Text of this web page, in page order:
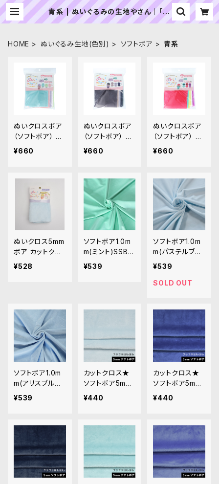
青系 | ぬいぐるみの生地やさん｜「ぬ
い」の布地・材料の通販専門店
HOME ぬいぐるみ生地(色別) ソフトボア 青系
ぬいクロスボア
（ソフトボア） ア
ソートセット（パ
¥660
ぬいクロスボア
（ソフトボア） ア
ソートセット（ニ
¥660
ぬいクロスボア
（ソフトボア） ア
ソートセット（ビ
¥660
ぬいクロス5mm
ボア カットクロ
ス（ベビーブル
¥528
ソフトボア1.0m
m(ミント)SSB12
3 ぬいぐるみ用
¥539
ソフトボア1.0m
m(パステルブル
ー)SSB115 ぬい
ア生地 20cm
¥539
SOLD OUT
ソフトボア1.0m
m(アリスブルー)
SSB051 ぬいぐ
¥539
カットクロス★
ソフトボア5mm
(ミルキーブル
5cm
¥440
カットクロス★
ソフトボア5mm
(ブルー)LB009
¥440